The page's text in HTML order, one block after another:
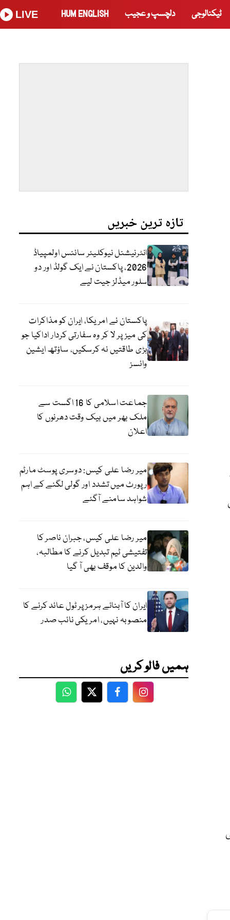
ٹیکنالوجی دلچسپ و عجیب HUM ENGLISH
LIVE
تازہ ترین خبریں
انٹرنیشنل نیوکلیئر سائنس اولمپیاڈ
2026، پاکستان نے ایک گولڈ اور دو
سلور میڈلز جیت لیے
پاکستان نے امریکا، ایران کو مذاکرات
کی میز پر لا کر وہ سفارتی کردار اداکیا جو
بڑی طاقتیں نہ کرسکیں، ساؤتھ ایشین
وائسز
جماعت اسلامی کا 16 اگست سے
ملک بھر میں بیک وقت دھرنوں کا
اعلان
میر رضا علی کیس: دوسری پوسٹ مارٹم
رپورٹ میں تشدد اور گولی لگنے کے اہم
شواہد سامنے آگئے
میر رضا علی کیس، جبران ناصر کا
تفتیشی ٹیم تبدیل کرنے کا مطالبہ،
والدین کا موقف بھی آ گیا
ایران کا آبنائے ہرمز پر ٹول عائد کرنے کا
منصوبہ نہیں، امریکی نائب صدر
ہمیں فالو کریں
WhatsApp
TwitterFacebookFacebook